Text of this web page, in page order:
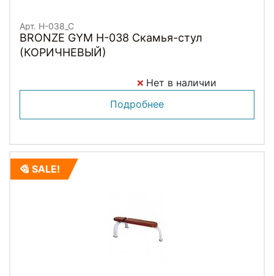
Арт. H-038_C
BRONZE GYM H-038 Скамья-стул
(КОРИЧНЕВЫЙ)
Нет в наличии
Подробнее
SALE!